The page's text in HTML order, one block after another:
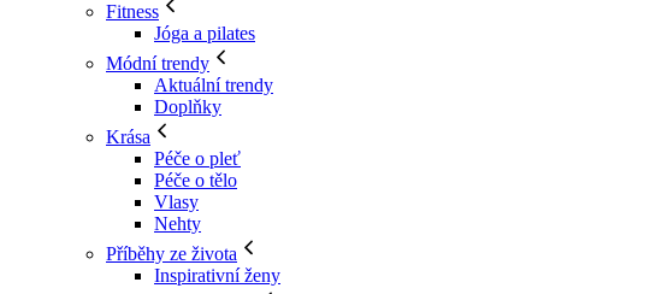
Fitness
Jóga a pilates
Módní trendy
Aktuální trendy
Doplňky
Krása
Péče o pleť
Péče o tělo
Vlasy
Nehty
Příběhy ze života
Inspirativní ženy